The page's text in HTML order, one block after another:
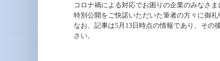
コロナ禍による対応でお困りの企業のみなさ
特別公開をご快諾いただいた筆者の方々に御
なお、記事は5月13日時点の情報であり、そ
さい。